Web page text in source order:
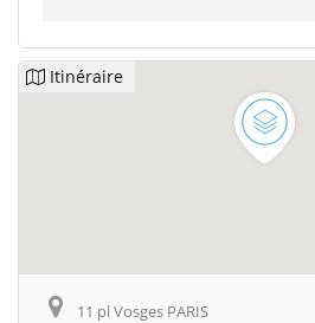
Itinéraire
11 pl Vosges PARIS